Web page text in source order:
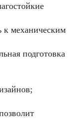
к механическим
подготовка